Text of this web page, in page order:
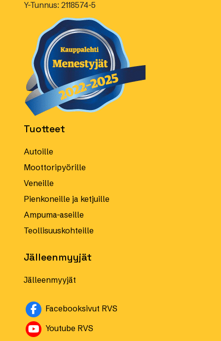
Y-Tunnus: 2118574-5
Tuotteet
Autoille
Moottoripyörille
Veneille
Pienkoneille ja ketjuille
Ampuma-aseille
Teollisuuskohteille
Jälleenmyyjät
Jälleenmyyjät
Facebooksivut RVS
Youtube RVS